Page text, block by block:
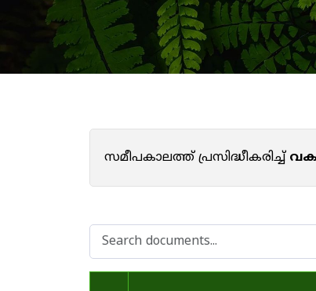
സമീപകാലത്ത് പ്രസിദ്ധീകരിച്ച്